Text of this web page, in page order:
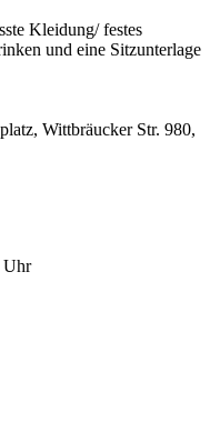
Kleidung/ festes
und eine Sitzunterlage
Wittbräucker Str. 980,
Uhr